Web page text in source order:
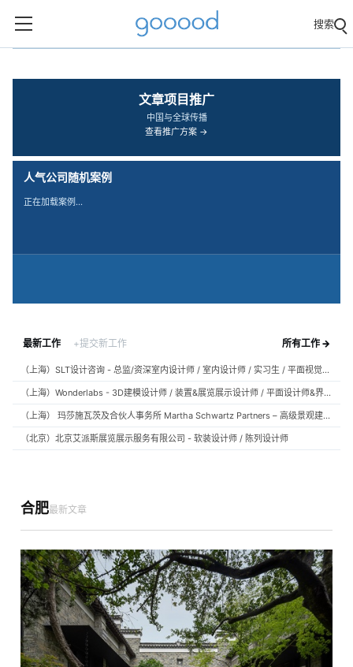
搜索
文章项目推广
中国与全球传播
查看推广方案 →
人气公司随机案例
正在加载案例…
最新工作 +提交新工作 所有工作 →
（上海）SLT设计咨询 - 总监/资深室内设计师 / 室内设计师 / 实习生 / 平面视觉设计师 / 项目经理/中后期负责人 / 媒体公关负责人 / 服务体验设计师
（上海）Wonderlabs - 3D建模设计师 / 装置&展览展示设计师 / 平面设计师&界面设计方向
（上海） 玛莎施瓦茨及合伙人事务所 Martha Schwartz Partners – 高级景观建筑师 Senior Landscape Designer / 景观建筑师 Landscape Designer
（北京）北京艾派斯展览展示服务有限公司 - 软装设计师 / 陈列设计师
合肥最新文章